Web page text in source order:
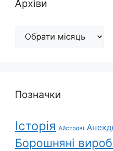
Архіви
Архіви
Позначки
Історія Айстрові
Борошняні